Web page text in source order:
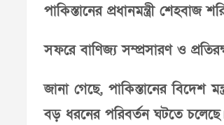
পাকিস্তানের প্রধানমন্ত্রী
সফরে বাণিজ্য সম্প্রসারণ ও
জানা গেছে, পাকিস্তানের বিদেশ
বড় ধরনের পরিবর্তন ঘটতে